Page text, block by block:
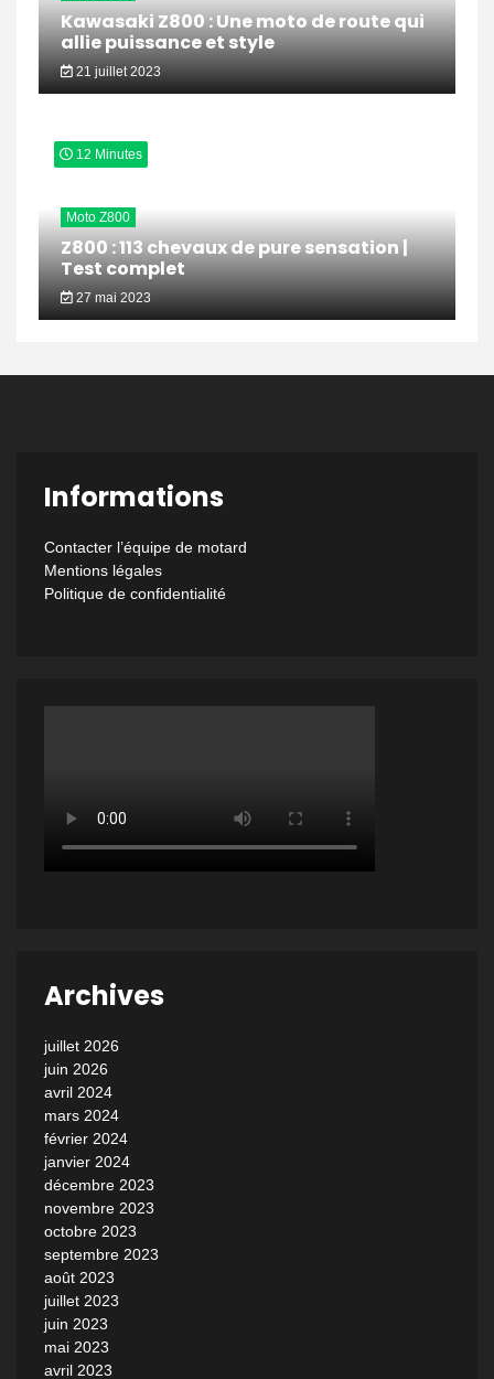
Kawasaki Z800 : Une moto de route qui
allie puissance et style
21 juillet 2023
12 Minutes
Moto Z800
Z800 : 113 chevaux de pure sensation |
Test complet
27 mai 2023
Informations
Contacter l’équipe de motard
Mentions légales
Politique de confidentialité
Archives
juillet 2026
juin 2026
avril 2024
mars 2024
février 2024
janvier 2024
décembre 2023
novembre 2023
octobre 2023
septembre 2023
août 2023
juillet 2023
juin 2023
mai 2023
avril 2023